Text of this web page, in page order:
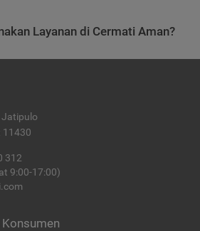
Layanan di Cermati Aman?
Jatipulo
11430
312
9:00-17:00)